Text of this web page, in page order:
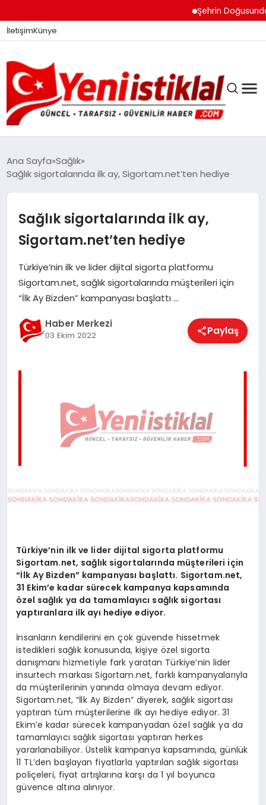
Şehrin Doğusundan
İletişimKünye
GÜNDEM
DÜNYA
EĞITIM
EKONOMI
MAGAZIN
TEKNOLOJI
Ana Sayfa Sağlık
Sağlık sigortalarında ilk ay, Sigortam.net’ten hediye
Sağlık sigortalarında ilk ay,
Sigortam.net’ten hediye
Türkiye’nin ilk ve lider dijital sigorta platformu
Sigortam.net, sağlık sigortalarında müşterileri için
“İlk Ay Bizden” kampanyası başlattı …
Haber Merkezi
03 Ekim 2022 Paylaş
Türkiye’nin ilk ve lider dijital sigorta platformu
Sigortam.net, sağlık sigortalarında müşterileri için
“İlk Ay Bizden” kampanyası başlattı. Sigortam.net,
31 Ekim’e kadar sürecek kampanya kapsamında
özel sağlık ya da tamamlayıcı sağlık sigortası
yaptıranlara ilk ayı hediye ediyor.
İnsanların kendilerini en çok güvende hissetmek
istedikleri sağlık konusunda, kişiye özel sigorta
danışmanı hizmetiyle fark yaratan Türkiye’nin lider
insurtech markası Sigortam.net, farklı kampanyalarıyla
da müşterilerinin yanında olmaya devam ediyor.
Sigortam.net, “İlk Ay Bizden” diyerek, sağlık sigortası
yaptıran tüm müşterilerine ilk ayı hediye ediyor. 31
Ekim’e kadar sürecek kampanyadan özel sağlık ya da
tamamlayıcı sağlık sigortası yaptıran herkes
yararlanabiliyor. Üstelik kampanya kapsamında, günlük
11 TL’den başlayan fiyatlarla yaptırılan sağlık sigortası
poliçeleri, fiyat artışlarına karşı da 1 yıl boyunca
güvence altına alınıyor.